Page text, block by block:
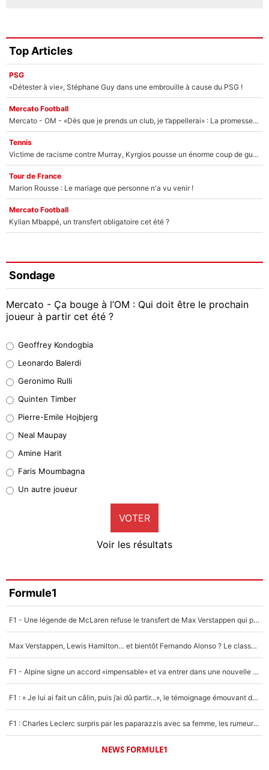
Top Articles
PSG
«Détester à vie», Stéphane Guy dans une embrouille à cause du PSG !
Mercato Football
Mercato - OM - «Dès que je prends un club, je t’appellerai» : La promesse de Marcelino au moment de claquer la porte
Tennis
Victime de racisme contre Murray, Kyrgios pousse un énorme coup de gueule !
Tour de France
Marion Rousse : Le mariage que personne n'a vu venir !
Mercato Football
Kylian Mbappé, un transfert obligatoire cet été ?
Sondage
Mercato - Ça bouge à l’OM : Qui doit être le prochain
joueur à partir cet été ?
38%
32%
5%
1%
9%
Faris Moumbagna
4%
Un autre joueur
5%
Geoffrey Kondogbia
Leonardo Balerdi
Geronimo Rulli
Quinten Timber
Pierre-Emile Hojbjerg
Neal Maupay
Amine Harit
Faris Moumbagna
Un autre joueur
VOTER
Voir les résultats
Formule1
F1 - Une légende de McLaren refuse le transfert de Max Verstappen qui pourrait «faire des vagues» et plomber l'ambiance dans l'équipe
Max Verstappen, Lewis Hamilton… et bientôt Fernando Alonso ? Le classement des pilotes les mieux payés en Formule 1 risque de changer !
F1 - Alpine signe un accord «impensable» et va entrer dans une nouvelle dimension : Grande nouvelle pour Pierre Gasly !
F1 : « Je lui ai fait un câlin, puis j’ai dû partir...», le témoignage émouvant de Max Verstappen sur sa fille
F1 : Charles Leclerc surpris par les paparazzis avec sa femme, les rumeurs étaient vraies !
NEWS FORMULE1